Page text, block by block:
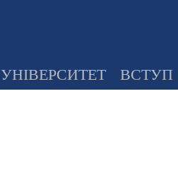
УНІВЕРСИТЕТ ВСТУП